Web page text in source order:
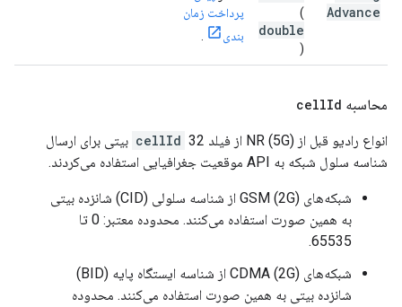
Advance
(
double
)
پرداخت زمان
بندی
محاسبه cellId
انواع رادیو قبل از NR (5G) از فیلد cellId 32 بیتی برای ارسال
شناسه سلول شبکه به API موقعیت جغرافیایی استفاده می‌کردند.
شبکه‌های GSM (2G) از شناسه سلولی (CID) شانزده بیتی
به همین صورت استفاده می‌کنند. محدوده معتبر: 0 تا
65535.
شبکه‌های CDMA (2G) از شناسه ایستگاه پایه (BID)
شانزده بیتی به همین صورت استفاده می‌کنند. محدوده